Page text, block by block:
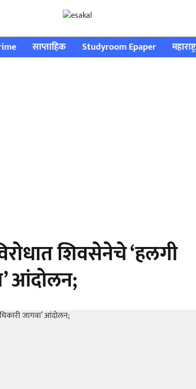
साप्ताहिक Studyroom Epaper महाराष्ट्र
शिवसेनेचे ‘हलगी
आंदोलन;